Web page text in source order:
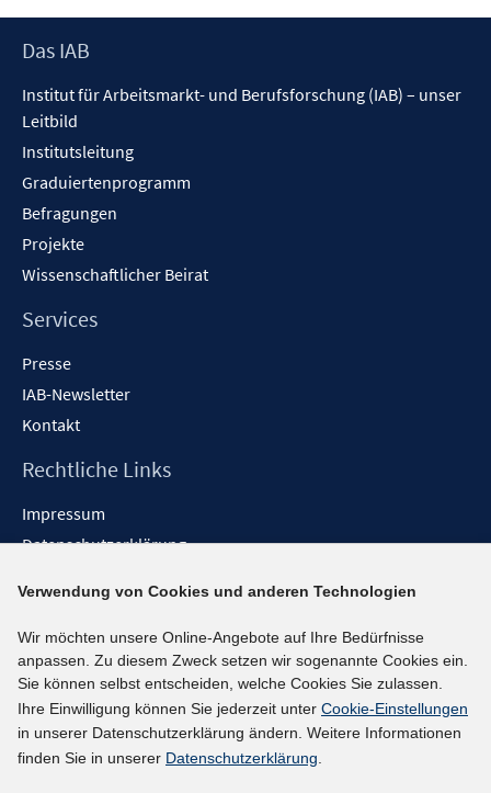
Footer
Das IAB
Institut für Arbeitsmarkt- und Berufsforschung (IAB) – unser
Leitbild
Institutsleitung
Graduiertenprogramm
Befragungen
Projekte
Wissenschaftlicher Beirat
Services
Presse
IAB-Newsletter
Kontakt
Rechtliche Links
Impressum
Datenschutzerklärung
Barrieren melden
Social-Media-Kanäle
BlueSky
YouTube
LinkedIn
Verwendung von Cookies und anderen Technologien
Wir möchten unsere Online-Angebote auf Ihre Bedürfnisse
anpassen. Zu diesem Zweck setzen wir sogenannte Cookies ein.
Sie können selbst entscheiden, welche Cookies Sie zulassen.
Ihre Einwilligung können Sie jederzeit unter Cookie-Einstellungen
in unserer Datenschutzerklärung ändern. Weitere Informationen
finden Sie in unserer Datenschutzerklärung.